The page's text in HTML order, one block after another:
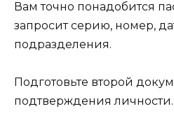
Вам точно понадобится
запросит серию, номер,
подразделения.
Подготовьте второй
подтверждения личности.